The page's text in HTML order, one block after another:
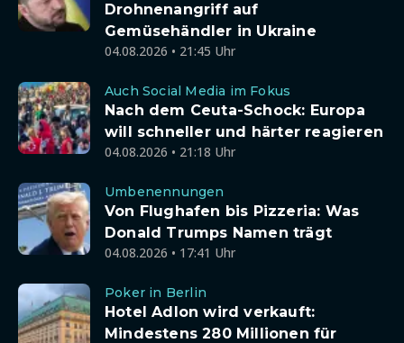
Drohnenangriff auf
Gemüsehändler in Ukraine
04.08.2026 • 21:45 Uhr
Auch Social Media im Fokus
Nach dem Ceuta-Schock: Europa
will schneller und härter reagieren
04.08.2026 • 21:18 Uhr
Umbenennungen
Von Flughafen bis Pizzeria: Was
Donald Trumps Namen trägt
04.08.2026 • 17:41 Uhr
Poker in Berlin
Hotel Adlon wird verkauft:
Mindestens 280 Millionen für